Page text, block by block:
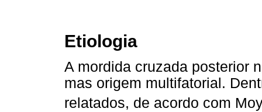
Etiologia
A mordida cruzada posterior
mas origem multifatorial.
relatados, de acordo com